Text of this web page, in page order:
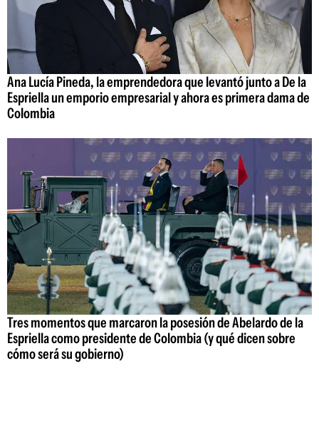
Ana Lucía Pineda, la emprendedora que levantó junto a De la
Espriella un emporio empresarial y ahora es primera dama de
Colombia
Tres momentos que marcaron la posesión de Abelardo de la
Espriella como presidente de Colombia (y qué dicen sobre
cómo será su gobierno)